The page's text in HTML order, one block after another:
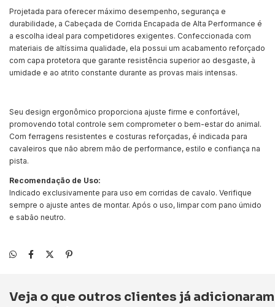
Projetada para oferecer máximo desempenho, segurança e
durabilidade, a Cabeçada de Corrida Encapada de Alta Performance é
a escolha ideal para competidores exigentes. Confeccionada com
materiais de altíssima qualidade, ela possui um acabamento reforçado
com capa protetora que garante resistência superior ao desgaste, à
umidade e ao atrito constante durante as provas mais intensas.
Seu design ergonômico proporciona ajuste firme e confortável,
promovendo total controle sem comprometer o bem-estar do animal.
Com ferragens resistentes e costuras reforçadas, é indicada para
cavaleiros que não abrem mão de performance, estilo e confiança na
pista.
Recomendação de Uso:
Indicado exclusivamente para uso em corridas de cavalo. Verifique
sempre o ajuste antes de montar. Após o uso, limpar com pano úmido
e sabão neutro.
Veja o que outros clientes já adicionaram